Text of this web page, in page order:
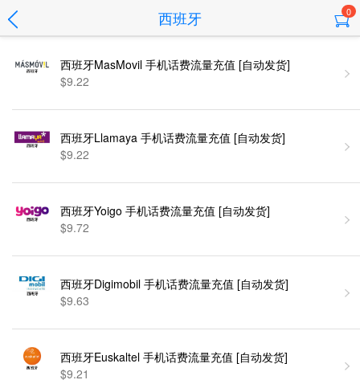
西班牙 0
西班牙MasMovil 手机话费流量充值 [自动发货]
$9.22
西班牙Llamaya 手机话费流量充值 [自动发货]
$9.22
西班牙Yoigo 手机话费流量充值 [自动发货]
$9.72
西班牙Digimobil 手机话费流量充值 [自动发货]
$9.63
西班牙Euskaltel 手机话费流量充值 [自动发货]
$9.21